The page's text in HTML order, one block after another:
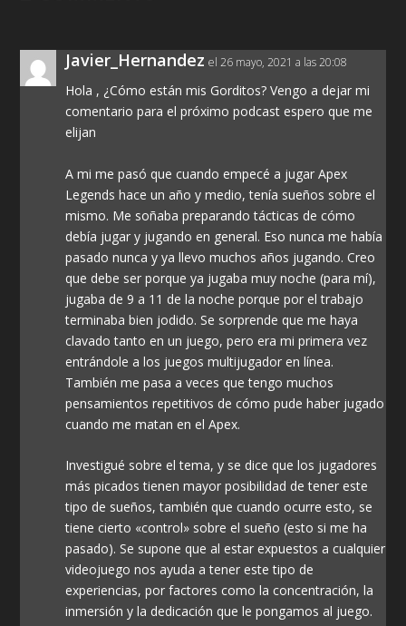
Javier_Hernandez el 26 mayo, 2021 a las 20:08
Hola , ¿Cómo están mis Gorditos? Vengo a dejar mi
comentario para el próximo podcast espero que me
elijan
A mi me pasó que cuando empecé a jugar Apex
Legends hace un año y medio, tenía sueños sobre el
mismo. Me soñaba preparando tácticas de cómo
debía jugar y jugando en general. Eso nunca me había
pasado nunca y ya llevo muchos años jugando. Creo
que debe ser porque ya jugaba muy noche (para mí),
jugaba de 9 a 11 de la noche porque por el trabajo
terminaba bien jodido. Se sorprende que me haya
clavado tanto en un juego, pero era mi primera vez
entrándole a los juegos multijugador en línea.
También me pasa a veces que tengo muchos
pensamientos repetitivos de cómo pude haber jugado
cuando me matan en el Apex.
Investigué sobre el tema, y se dice que los jugadores
más picados tienen mayor posibilidad de tener este
tipo de sueños, también que cuando ocurre esto, se
tiene cierto «control» sobre el sueño (esto si me ha
pasado). Se supone que al estar expuestos a cualquier
videojuego nos ayuda a tener este tipo de
experiencias, por factores como la concentración, la
inmersión y la dedicación que le pongamos al juego.